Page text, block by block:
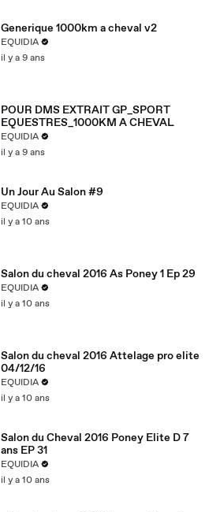
Generique 1000km a cheval v2
EQUIDIA
il y a 9 ans
POUR DMS EXTRAIT GP_SPORT
EQUESTRES_1000KM A CHEVAL
EQUIDIA
il y a 9 ans
Un Jour Au Salon #9
EQUIDIA
il y a 10 ans
Salon du cheval 2016 As Poney 1 Ep 29
EQUIDIA
il y a 10 ans
Salon du cheval 2016 Attelage pro elite
04/12/16
EQUIDIA
il y a 10 ans
Salon du Cheval 2016 Poney Elite D 7
ans EP 31
EQUIDIA
il y a 10 ans